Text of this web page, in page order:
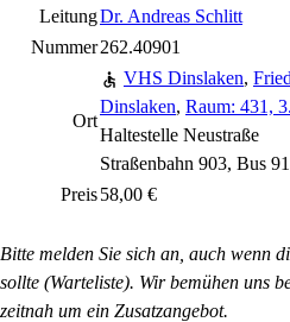
LeitungDr. Andreas Schlitt
Nummer262.40901
Ort
VHS Dinslaken,
Dinslaken, Raum: 431,
Haltestelle Neustraße
Straßenbahn 903, Bus
Preis58,00 €
Bitte melden Sie sich an, auch wenn
sollte (Warteliste). Wir bemühen uns
zeitnah um ein Zusatzangebot.